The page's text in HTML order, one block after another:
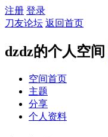
注册 登录
刀友论坛 返回首页
dzdz的个人空间
空间首页
主题
分享
个人资料